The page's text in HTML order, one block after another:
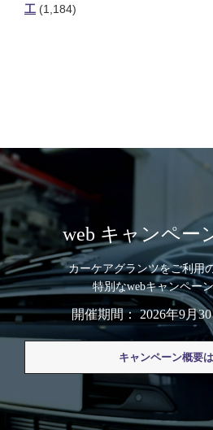
工 (1,184)
web キャンペー
カーケアグランツをご利用
特別なwebキャンペー
開催期間： 2026年9月
キャンペーン概要